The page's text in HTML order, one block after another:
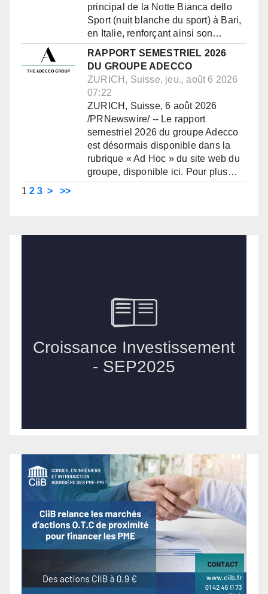
principal de la Notte Bianca dello
Sport (nuit blanche du sport) à Bari,
en Italie, renforçant ainsi son…
RAPPORT SEMESTRIEL 2026
DU GROUPE ADECCO
ZURICH, Suisse, jeu., août 6 2026
07:22
ZURICH, Suisse, 6 août 2026
/PRNewswire/ -- Le rapport
semestriel 2026 du groupe Adecco
est désormais disponible dans la
rubrique « Ad Hoc » du site web du
groupe, disponible ici. Pour plus…
1 2 3 > >>